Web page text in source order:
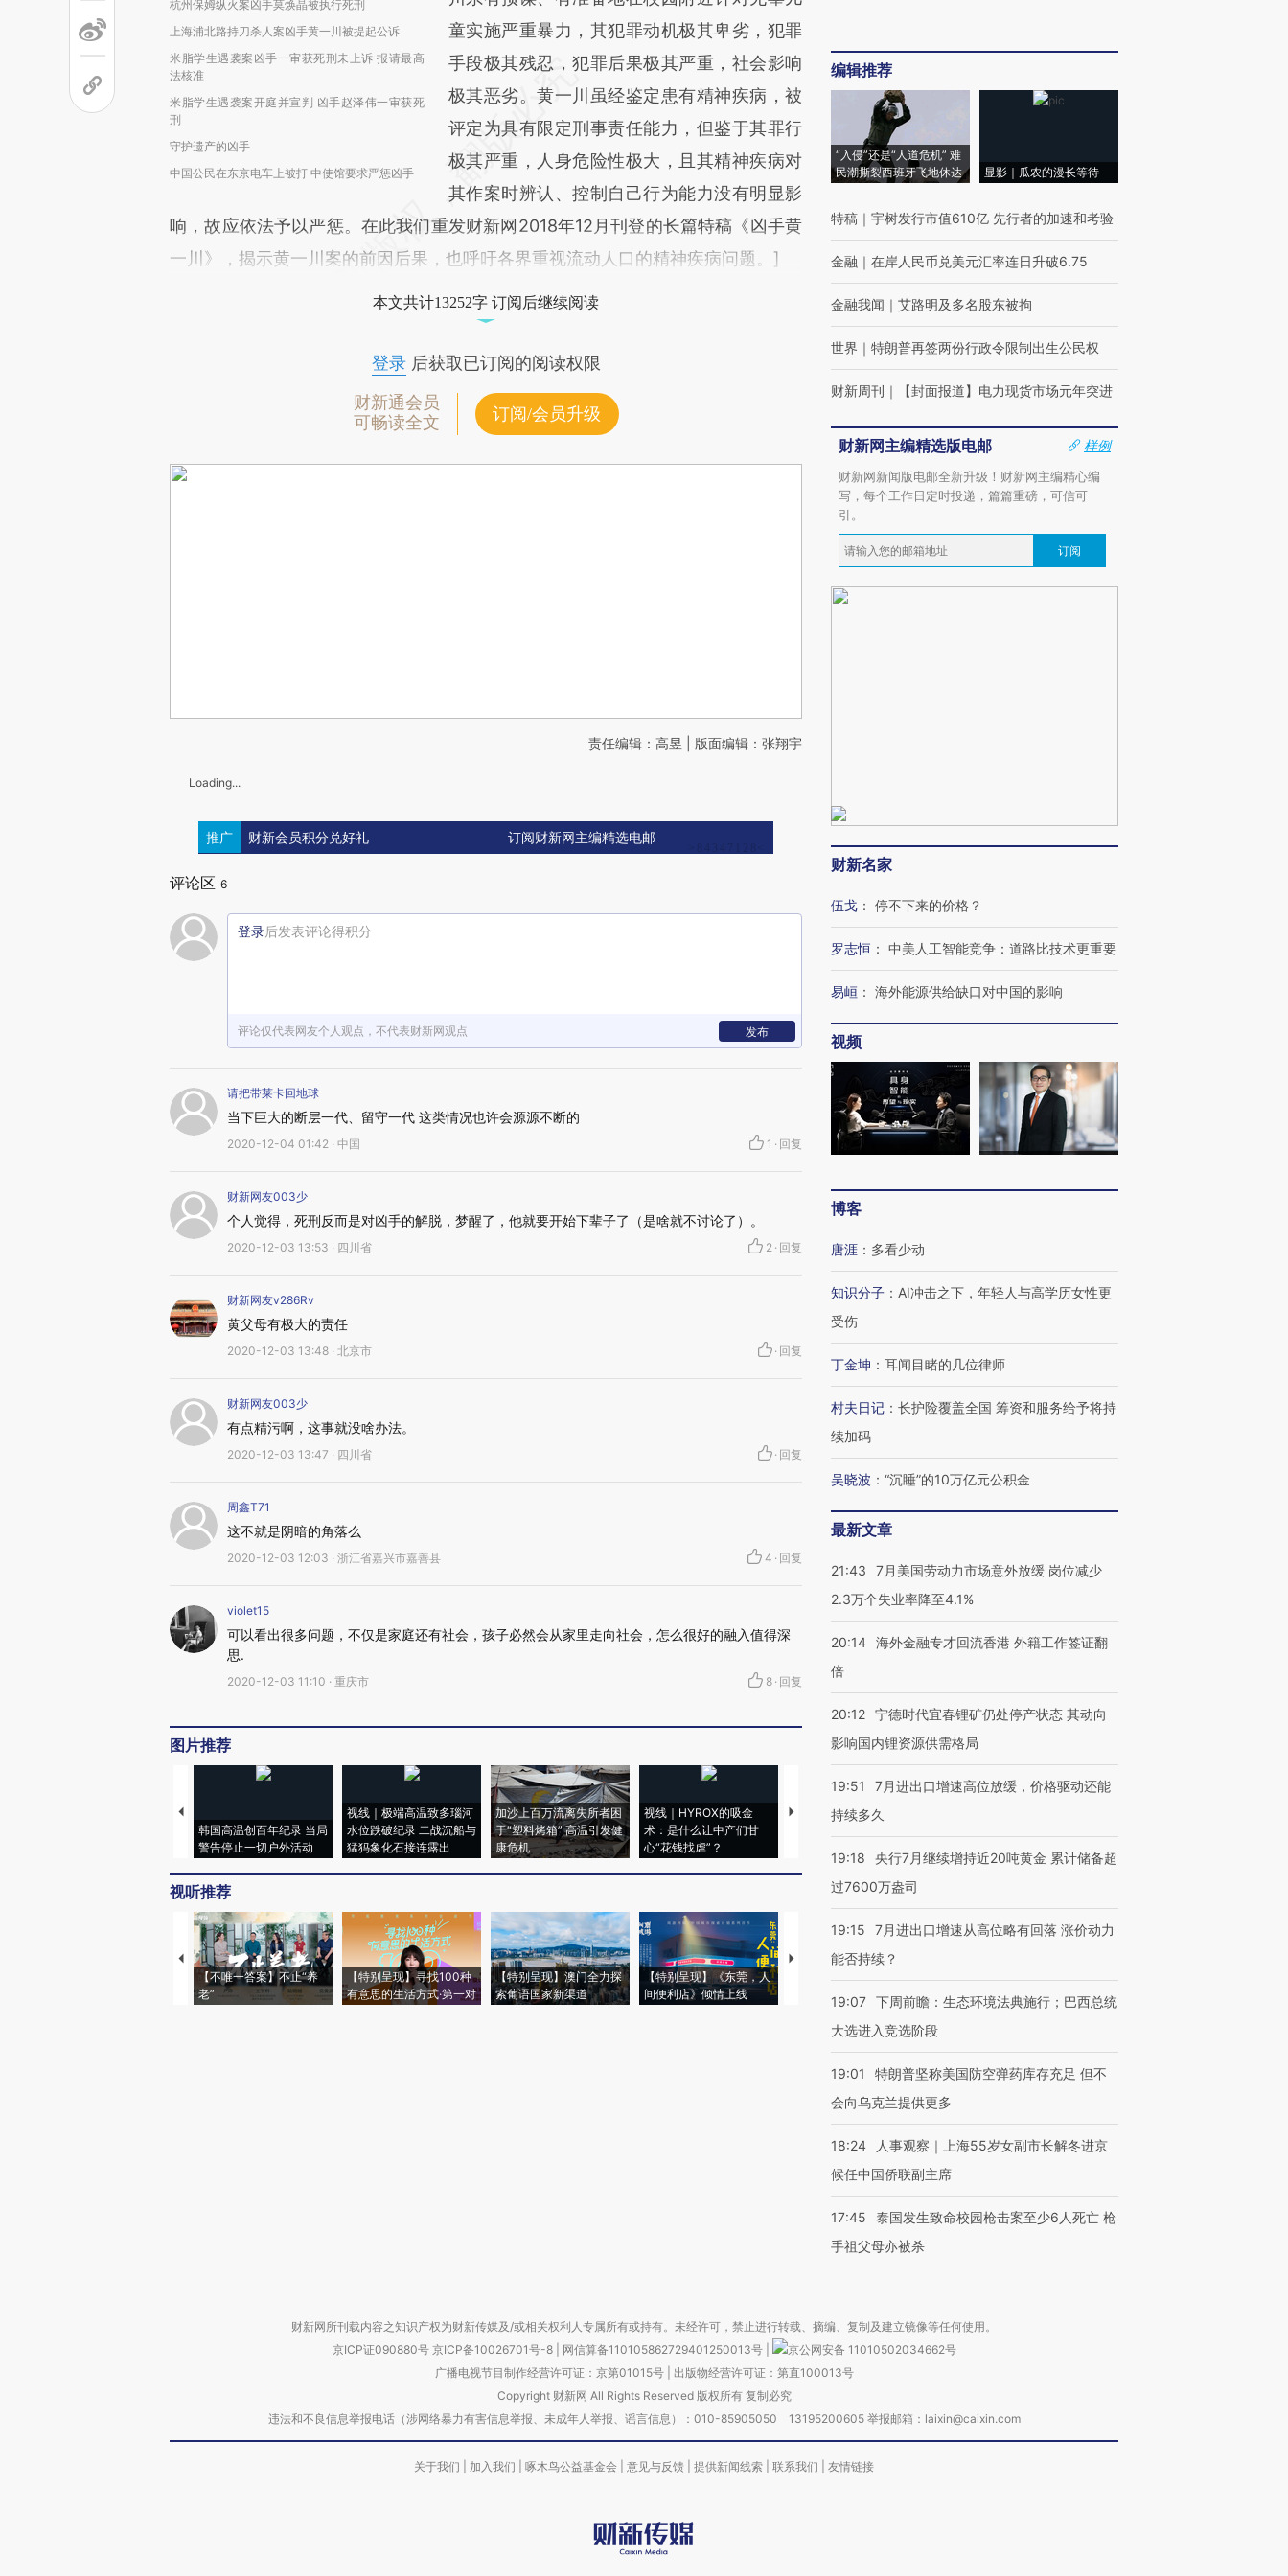
杭州保姆纵火案凶手莫焕晶被执行死刑
上海浦北路持刀杀人案凶手黄一川被提起公诉
米脂学生遇袭案凶手一审获死刑未上诉 报请最高
法核准
米脂学生遇袭案开庭并宣判 凶手赵泽伟一审获死
刑
守护遗产的凶手
中国公民在东京电车上被打 中使馆要求严惩凶手
童实施严重暴力，其犯罪动机极其卑劣，犯罪
手段极其残忍，犯罪后果极其严重，社会影响
极其恶劣。黄一川虽经鉴定患有精神疾病，被
评定为具有限定刑事责任能力，但鉴于其罪行
极其严重，人身危险性极大，且其精神疾病对
其作案时辨认、控制自己行为能力没有明显影
响，故应依法予以严惩。在此我们重发财新网2018年12月刊登的长篇特稿《凶手黄
一川》，揭示黄一川案的前因后果，也呼吁各界重视流动人口的精神疾病问题。]
本文共计13252字 订阅后继续阅读
登录后获取已订阅的阅读权限
财新通会员
可畅读全文
订阅/会员升级
责任编辑：高昱 | 版面编辑：张翔宇
Loading...
推广 财新会员积分兑好礼 订阅财新网主编精选电邮
评论区 6
登录后发表评论得积分
评论仅代表网友个人观点，不代表财新网观点 发布
请把带莱卡回地球
当下巨大的断层一代、留守一代 这类情况也许会源源不断的
2020-12-04 01:42 · 中国 1 · 回复
财新网友003少
个人觉得，死刑反而是对凶手的解脱，梦醒了，他就要开始下辈子了（是啥就不讨论了）。
2020-12-03 13:53 · 四川省 2 · 回复
财新网友v286Rv
黄父母有极大的责任
2020-12-03 13:48 · 北京市 · 回复
财新网友003少
有点精污啊，这事就没啥办法。
2020-12-03 13:47 · 四川省 · 回复
周鑫T71
这不就是阴暗的角落么
2020-12-03 12:03 · 浙江省嘉兴市嘉善县 4 · 回复
violet15
可以看出很多问题，不仅是家庭还有社会，孩子必然会从家里走向社会，怎么很好的融入值得深
思.
2020-12-03 11:10 · 重庆市 8 · 回复
图片推荐
韩国高温创百年纪录 当局
警告停止一切户外活动
视线｜极端高温致多瑙河
水位跌破纪录 二战沉船与
猛犸象化石接连露出
加沙上百万流离失所者困
于“塑料烤箱” 高温引发健
康危机
视线｜HYROX的吸金
术：是什么让中产们甘
心“花钱找虐”？
马航飞行员跨国走私7万
视听推荐
【不唯一答案】不止“养
老”
【特别呈现】寻找100种
有意思的生活方式·第一对
【特别呈现】澳门全力探
索葡语国家新渠道
【特别呈现】《东莞，人
间便利店》倾情上线
【推广】走进第四届链博
会，让数智科技“链”接产
【特别呈现】寻找100种
有意思的生活方式·第三对
CFO：不靠规模取胜，华
住三大增长引擎是什么？
编辑推荐
“入侵”还是“人道危机” 难
民潮撕裂西班牙飞地休达
显影｜瓜农的漫长等待
特稿 ｜ 宇树发行市值610亿 先行者的加速和考验
金融 ｜ 在岸人民币兑美元汇率连日升破6.75
金融我闻 ｜ 艾路明及多名股东被拘
世界 ｜ 特朗普再签两份行政令限制出生公民权
财新周刊 ｜ 【封面报道】电力现货市场元年突进
财新网主编精选版电邮
样例
财新网新闻版电邮全新升级！财新网主编精心编
写，每个工作日定时投递，篇篇重磅，可信可
引。
订阅
财新名家
伍戈 ： 停不下来的价格？
罗志恒 ： 中美人工智能竞争：道路比技术更重要
易峘 ： 海外能源供给缺口对中国的影响
视频
博客
唐涯 ： 多看少动
知识分子 ： AI冲击之下，年轻人与高学历女性更
受伤
丁金坤 ： 耳闻目睹的几位律师
村夫日记 ： 长护险覆盖全国 筹资和服务给予将持
续加码
吴晓波 ： “沉睡”的10万亿元公积金
最新文章
21:43
7月美国劳动力市场意外放缓 岗位减少
2.3万个失业率降至4.1%
20:14 海外金融专才回流香港 外籍工作签证翻
倍
20:12 宁德时代宜春锂矿仍处停产状态 其动向
影响国内锂资源供需格局
19:51
7月进出口增速高位放缓，价格驱动还能
持续多久
19:18
央行7月继续增持近20吨黄金 累计储备超
过7600万盎司
19:15
7月进出口增速从高位略有回落 涨价动力
能否持续？
19:07 下周前瞻：生态环境法典施行；巴西总统
大选进入竞选阶段
19:01
特朗普坚称美国防空弹药库存充足 但不
会向乌克兰提供更多
18:24
人事观察｜上海55岁女副市长解冬进京
候任中国侨联副主席
17:45
泰国发生致命校园枪击案至少6人死亡 枪
手祖父母亦被杀
财新网所刊载内容之知识产权为财新传媒及/或相关权利人专属所有或持有。未经许可，禁止进行转载、摘编、复制及建立镜像等任何使用。
京ICP证090880号 京ICP备10026701号-8 网信算备110105862729401250013号
京公网安备 11010502034662号
广播电视节目制作经营许可证：京第01015号| 出版物经营许可证：第直100013号
Copyright 财新网 All Rights Reserved 版权所有 复制必究
违法和不良信息举报电话（涉网络暴力有害信息举报、未成年人举报、谣言信息）：010-85905050 13195200605 举报邮箱：laixin@caixin.com
关于我们 加入我们 啄木鸟公益基金会 意见与反馈 提供新闻线索 联系我们 友情链接